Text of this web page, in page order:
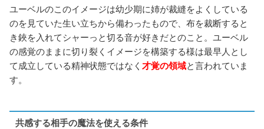
ユーベルのこのイメージは幼少期に姉が裁縫をよくしている
のを見ていた生い立ちから備わったもので、布を裁断すると
き鋏を入れてシャーっと切る音が好きだとのこと。ユーベル
の感覚のままに切り裂くイメージを構築する様は最早人とし
て成立している精神状態ではなく 才覚の領域と言われていま
す。
共感する相手の魔法を使える条件